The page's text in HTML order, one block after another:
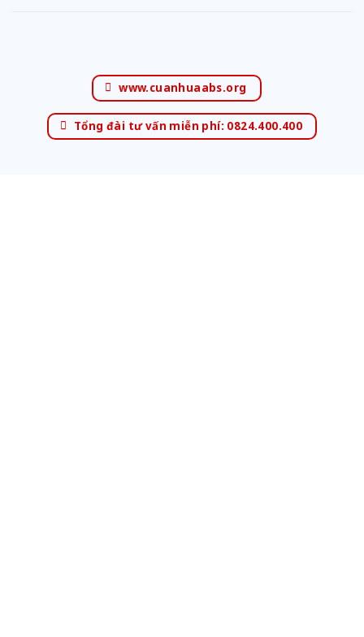
www.cuanhuaabs.org
Tổng đài tư vấn miễn phí: 0824.400.400